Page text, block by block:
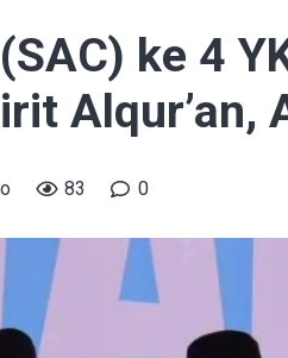
ke 4
Alqur’an,
83 0